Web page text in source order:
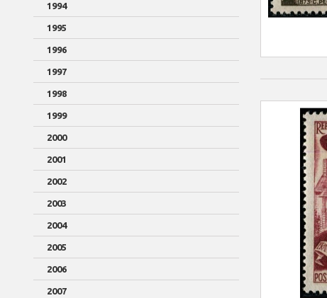
1994
1995
1996
1997
1998
1999
2000
2001
2002
2003
2004
2005
2006
2007